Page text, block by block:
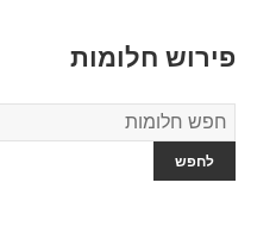
פירוש חלומות
מילון
החלומות